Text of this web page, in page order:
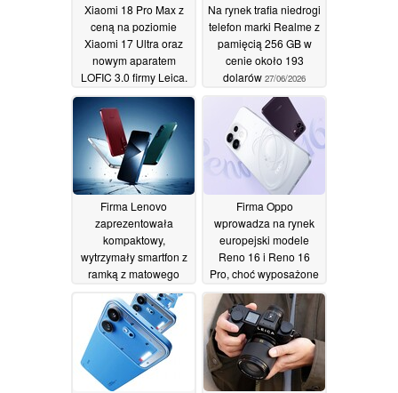
Xiaomi 18 Pro Max z
ceną na poziomie
Xiaomi 17 Ultra oraz
nowym aparatem
LOFIC 3.0 firmy Leica.
Jak twierdzi informator,
model Xiaomi 18 Ultra
jednak nie został
wycofany28/06/2026
Na rynek trafia niedrogi
telefon marki Realme z
pamięcią 256 GB w
cenie około 193
dolarów 27/06/2026
Firma Lenovo
zaprezentowała
kompaktowy,
wytrzymały smartfon z
ramką z matowego
26/06/2026
Firma Oppo
wprowadza na rynek
europejski modele
Reno 16 i Reno 16
Pro, choć wyposażone
są one w baterie o
mniejszej pojemności
26/06/2026